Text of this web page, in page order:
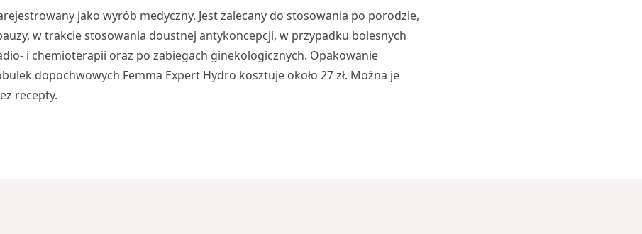
jako wyrób medyczny. Jest zalecany do stosowania po porodzie,
w trakcie stosowania doustnej antykoncepcji, w przypadku bolesnych
i chemioterapii oraz po zabiegach ginekologicznych. Opakowanie
dopochwowych Femma Expert Hydro kosztuje około 27 zł. Można je
recepty.